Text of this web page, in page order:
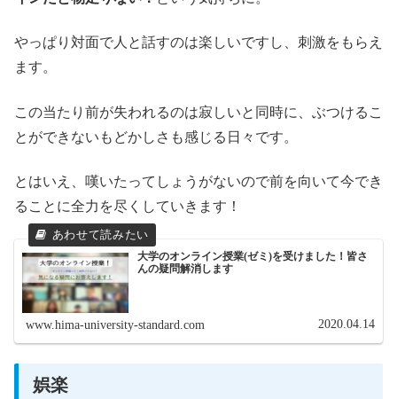
やっぱり対面で人と話すのは楽しいですし、刺激をもらえ
ます。
この当たり前が失われるのは寂しいと同時に、ぶつけるこ
とができないもどかしさも感じる日々です。
とはいえ、嘆いたってしょうがないので前を向いて今でき
ることに全力を尽くしていきます！
大学のオンライン授業(ゼミ)を受けました！皆さ
んの疑問解消します
www.hima-university-standard.com 2020.04.14
娯楽